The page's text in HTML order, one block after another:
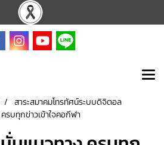
สาระสมาคมโทรทัศน์ระบบดิจิตอล
รบทุกข่าวเข้าใจคอกีฬา